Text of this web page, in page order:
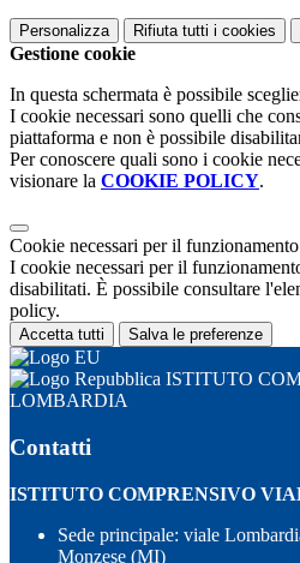
Personalizza Rifiuta tutti i cookies
Gestione cookie
In questa schermata è possibile
I cookie necessari sono quelli che
piattaforma e non è possibile
Per conoscere quali sono i cookie
visionare la COOKIE POLICY.
Cookie necessari per il funzionamento
I cookie necessari per il
disabilitati. È possibile consultare
policy.
Accetta tutti Salva le preferenze
ISTITUTO
LOMBARDIA
Contatti
ISTITUTO COMPRENSIVO
Sede principale: viale
Monzese (MI)